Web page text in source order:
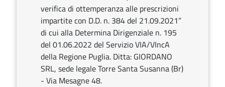
verifica di ottemperanza alle prescrizioni
impartite con D.D. n. 384 del 21.09.2021”
di cui alla Determina Dirigenziale n. 195
del 01.06.2022 del Servizio VIA/VIncA
della Regione Puglia. Ditta: GIORDANO
SRL, sede legale Torre Santa Susanna (Br)
- Via Mesagne 48.